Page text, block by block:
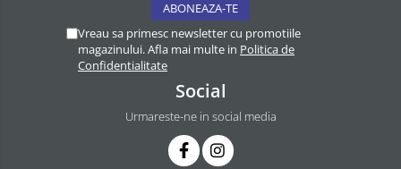
Vreau sa primesc newsletter cu promotiile
magazinului. Afla mai multe in Politica de
Confidentialitate
Social
Urmareste-ne in social media